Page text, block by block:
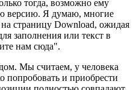
тогда, возможно ему
версию. Я думаю, многие
страницу Download, ожидая
заполнения или текст в
нам сюда".
Мы считаем, у человека
попробовать и приобрести